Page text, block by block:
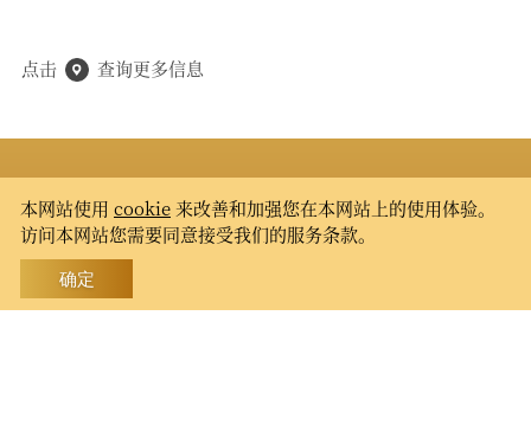
本网站使用 cookie来改善和加强您在本网站上的使用体验。
访问本网站您需要同意接受我们的服务条款。
确定
点击 查询更多信息
开放时间
每日 8:30 - 16:30
地址